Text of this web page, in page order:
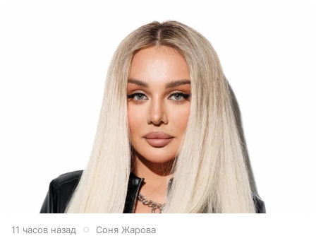
11 часов назад Соня Жарова